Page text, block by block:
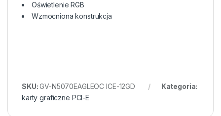
Oświetlenie RGB
Wzmocniona konstrukcja
SKU:GV-N5070EAGLEOC ICE-12GD
Kategoria:
karty graficzne PCI-E